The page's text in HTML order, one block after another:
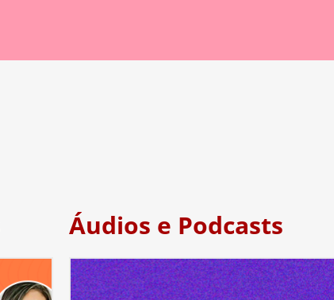
Áudios e Podcasts